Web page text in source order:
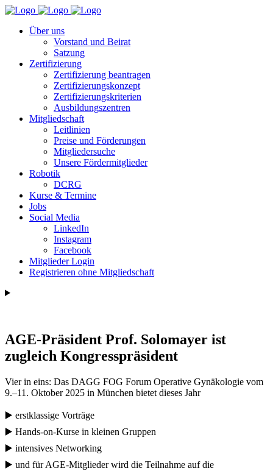
Über uns
Vorstand und Beirat
Satzung
Zertifizierung
Zertifizierung beantragen
Zertifizierungskonzept
Zertifizierungskriterien
Ausbildungszentren
Mitgliedschaft
Leitlinien
Preise und Förderungen
Mitgliedersuche
Unsere Fördermitglieder
Robotik
DCRG
Kurse & Termine
Jobs
Social Media
LinkedIn
Instagram
Facebook
Mitglieder Login
Registrieren ohne Mitgliedschaft
AGE-Präsident Prof. Solomayer ist
zugleich Kongresspräsident
Vier in eins: Das DAGG FOG Forum Operative Gynäkologie vom
9.–11. Oktober 2025 in München bietet dieses Jahr
▶️ erstklassige Vorträge
▶️ Hands-on-Kurse in kleinen Gruppen
▶️ intensives Networking
▶️ und für AGE-Mitglieder wird die Teilnahme auf die